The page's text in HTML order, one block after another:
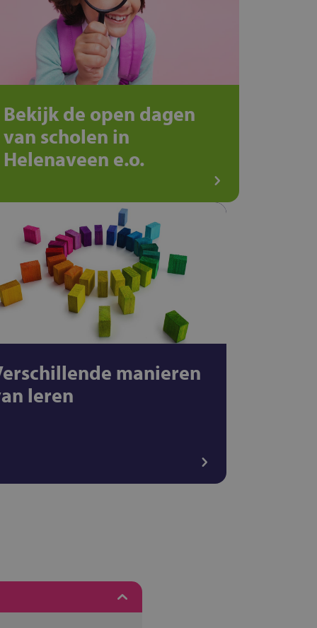
Bekijk de open dagen
van scholen in
Helenaveen e.o.
manieren
leren